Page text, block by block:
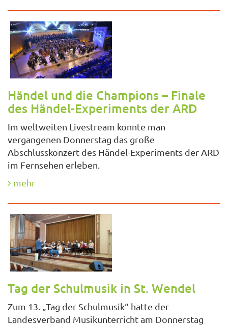
Händel und die Champions – Finale
des Händel-Experiments der ARD
Im weltweiten Livestream konnte man
vergangenen Donnerstag das große
Abschlusskonzert des Händel-Experiments der ARD
im Fernsehen erleben.
mehr
Tag der Schulmusik in St. Wendel
Zum 13. „Tag der Schulmusik“ hatte der
Landesverband Musikunterricht am Donnerstag